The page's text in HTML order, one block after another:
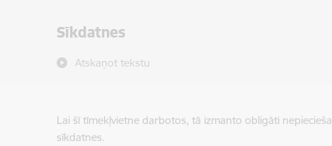
Sīkdatnes
Atskaņot tekstu
Lai šī tīmekļvietne darbotos, tā izmanto obligāti
sīkdatnes.